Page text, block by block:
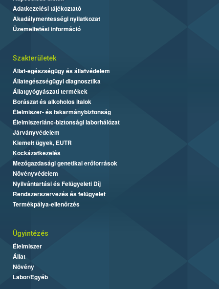
Adatkezelési tájékoztató
Akadálymentességi nyilatkozat
Üzemeltetési információ
Szakterületek
Állat-egészségügy és állatvédelem
Állategészségügyi diagnosztika
Állatgyógyászati termékek
Borászat és alkoholos italok
Élelmiszer- és takarmánybiztonság
Élelmiszerlánc-biztonsági laborhálózat
Járványvédelem
Kiemelt ügyek, EUTR
Kockázatkezelés
Mezőgazdasági genetikai erőforrások
Növényvédelem
Nyilvántartási és Felügyeleti Díj
Rendszerszervezés és felügyelet
Termékpálya-ellenőrzés
Ügyintézés
Élelmiszer
Állat
Növény
Labor/Egyéb